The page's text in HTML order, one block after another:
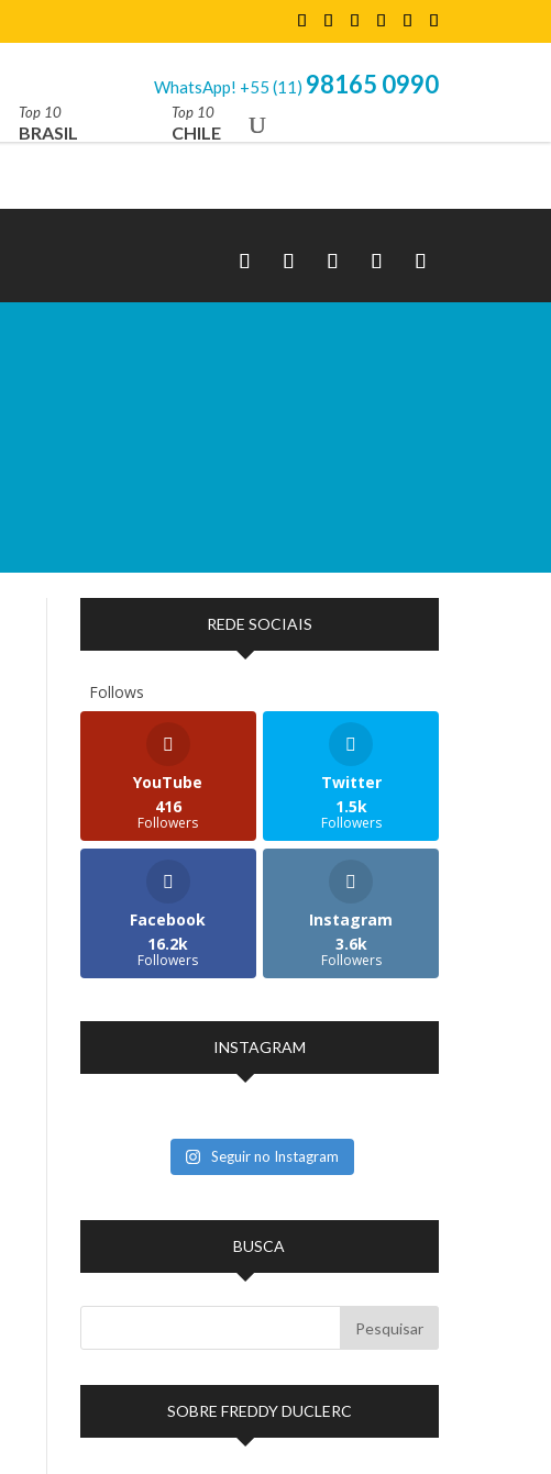
WhatsApp! +55 (11) 98165 0990
Top 10
BRASIL
Top 10
CHILE
REDE SOCIAIS
Follows
YouTube
416
Followers
Twitter
1.5k
Followers
Facebook
16.2k
Followers
Instagram
3.6k
Followers
INSTAGRAM
Seguir no Instagram
BUSCA
SOBRE FREDDY DUCLERC